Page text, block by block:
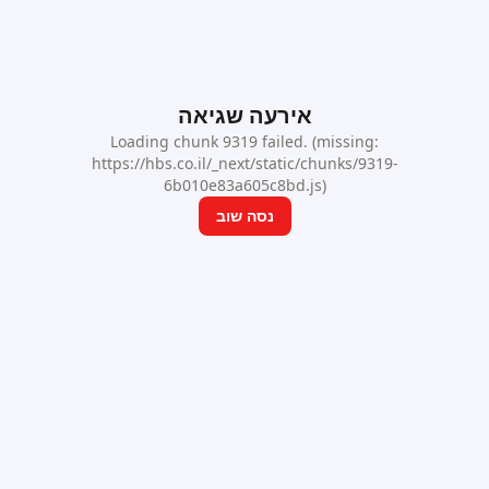
אירעה שגיאה
Loading chunk 9319 failed. (missing:
https://hbs.co.il/_next/static/chunks/9319-
6b010e83a605c8bd.js)